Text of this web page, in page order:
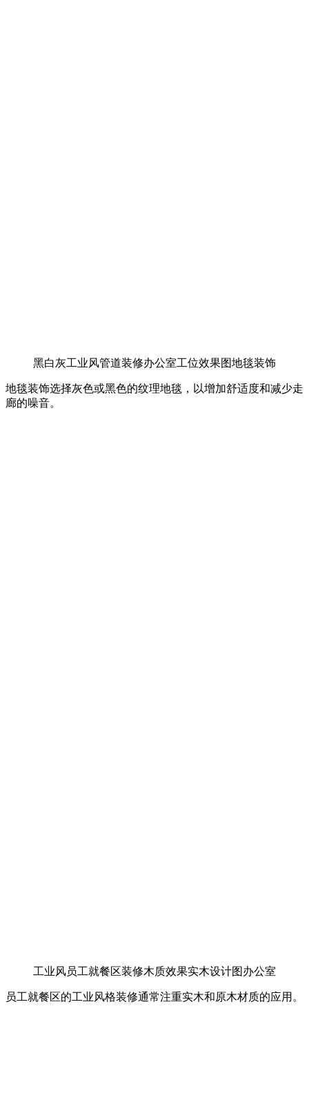
黑白灰工业风管道装修办公室工位效果图地毯装饰
地毯装饰选择灰色或黑色的纹理地毯，以增加舒适度和减少走
廊的噪音。
工业风员工就餐区装修木质效果实木设计图办公室
员工就餐区的工业风格装修通常注重实木和原木材质的应用。